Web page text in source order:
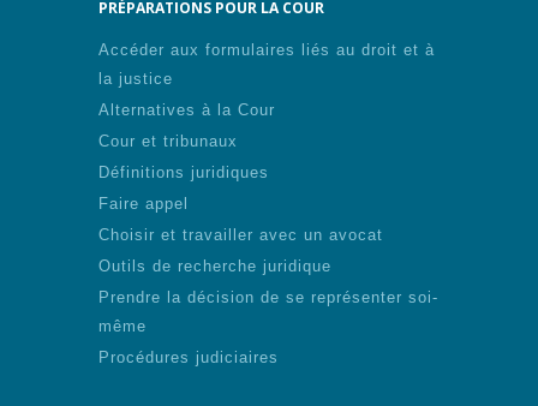
PRÉPARATIONS POUR LA COUR
Accéder aux formulaires liés au droit et à
la justice
Alternatives à la Cour
Cour et tribunaux
Définitions juridiques
Faire appel
Choisir et travailler avec un avocat
Outils de recherche juridique
Prendre la décision de se représenter soi-
même
Procédures judiciaires